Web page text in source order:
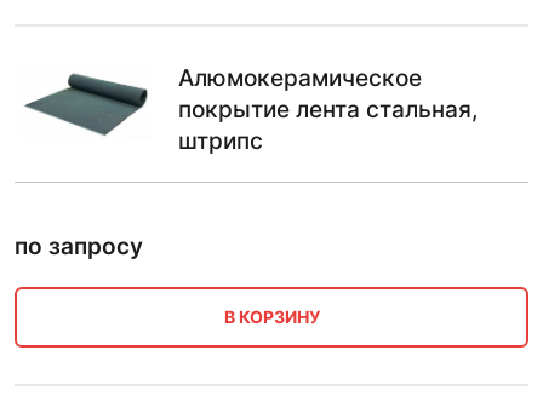
Алюмокерамическое
покрытие лента стальная,
штрипс
по запросу
В КОРЗИНУ